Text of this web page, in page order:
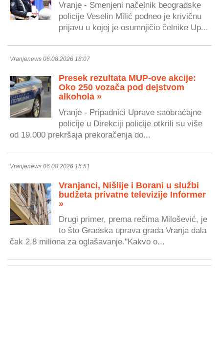
Vranje - Smenjeni načelnik beogradske
policije Veselin Milić podneo je krivičnu
prijavu u kojoj je osumnjičio čelnike Up...
Vranjenews 06.08.2026 18:07
Presek rezultata MUP-ove akcije:
Oko 250 vozača pod dejstvom
alkohola »
Vranje - Pripadnici Uprave saobraćajne
policije u Direkciji policije otkrili su više
od 19.000 prekršaja prekoračenja do...
Vranjenews 06.08.2026 15:51
Vranjanci, Nišlije i Borani u službi
budžeta privatne televizije Informer
»
Drugi primer, prema rečima Milošević, je
to što Gradska uprava grada Vranja dala
čak 2,8 miliona za oglašavanje."Kakvo o...